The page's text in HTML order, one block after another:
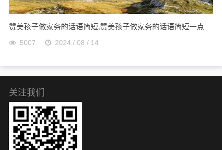
赞美孩子做家务的话语简短,赞美孩子做家务的话语简短一点
5007 2024 / 08 / 14
关注我们